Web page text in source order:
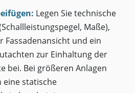
Legen Sie technische
Maße),
Fassadenansicht und ein
zur Einhaltung der
bei. Bei größeren Anlagen
eine statische